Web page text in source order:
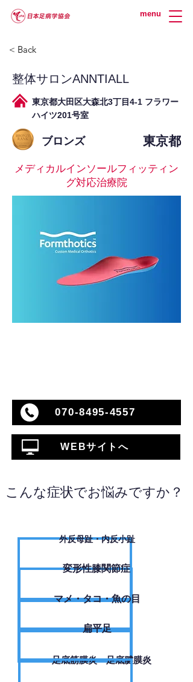
menu
< Back
整体サロンANNTIALL
東京都大田区大森北3丁目4-1 フラワー
ハイツ201号室
ブロンズ 東京都
メディカルインソールフィッティン
グ対応治療院
070-8495-4557
WEBサイトへ
こんな症状でお悩みですか？
外反母趾・内反小趾
変形性膝関節症
​マメ・タコ・魚の目
扁平足
足底筋膜炎・足底腱膜炎